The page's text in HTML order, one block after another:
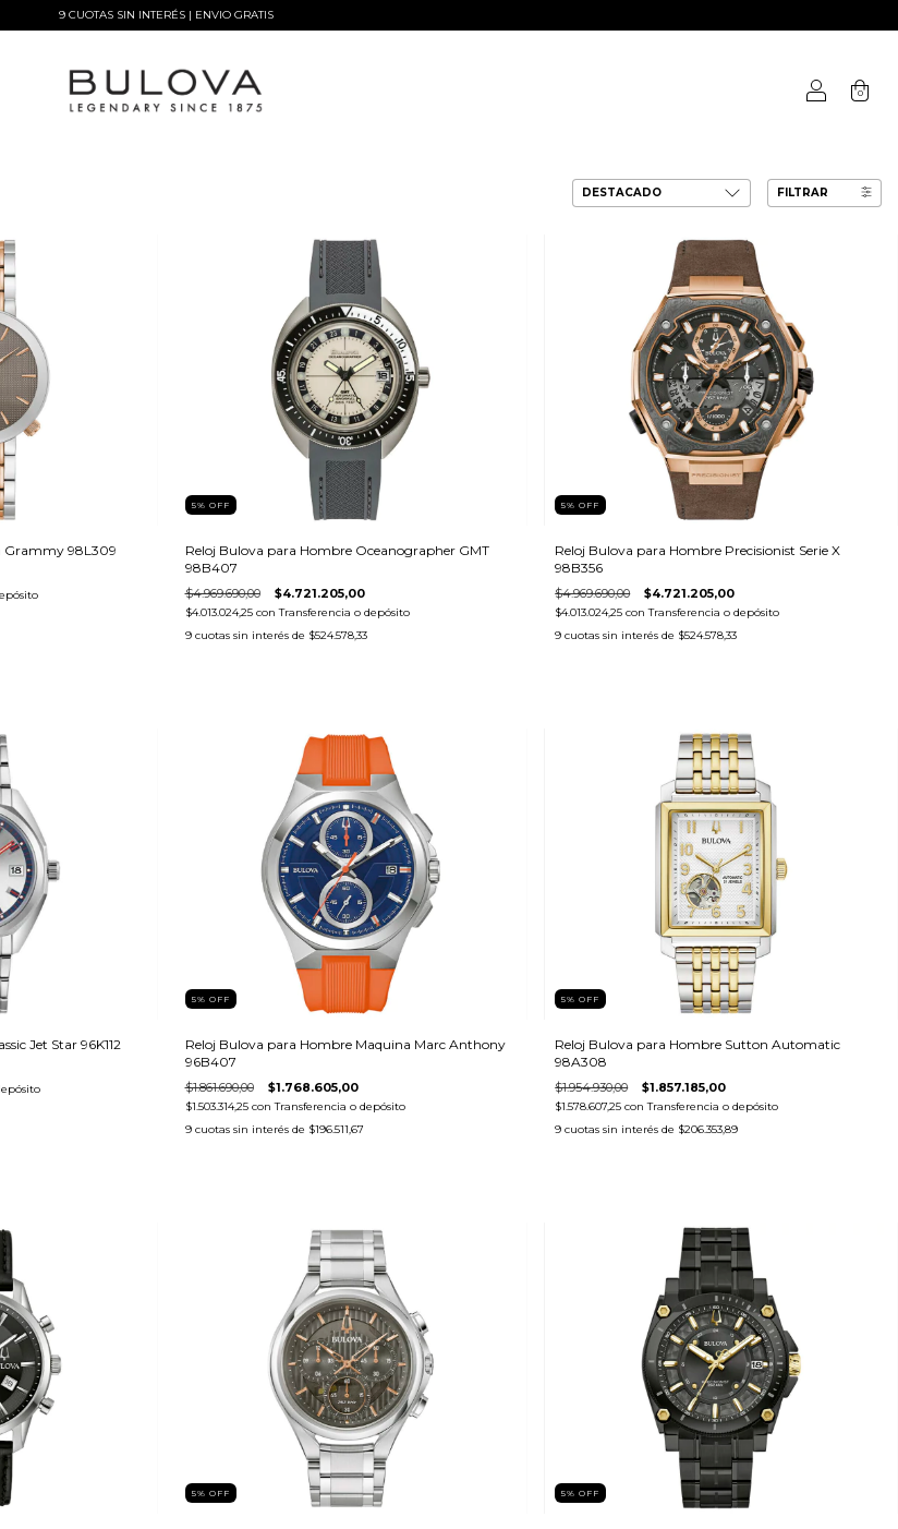
9 CUOTAS SIN INTERÉS | ENVIO GRATIS
0
FILTRAR
Grammy 98L309
5% OFF
Reloj Bulova para Hombre Oceanographer GMT
98B407
$4.969.690,00 $4.721.205,00
$4.013.024,25 con Transferencia o depósito
9 cuotas sin interés de $524.578,33
5%OFF
Reloj Bulova para Hombre Precisionist Serie X
98B356
$4.969.690,00 $4.721.205,00
$4.013.024,25con Transferencia o depósito
9 cuotas sin interés de $524.578,33
Jet Star 96K112
5% OFF
Reloj Bulova para Hombre Maquina Marc Anthony
96B407
$1.861.690,00 $1.768.605,00
$1.503.314,25 con Transferencia o depósito
9 cuotas sin interés de $196.511,67
5%OFF
Reloj Bulova para Hombre Sutton Automatic
98A308
$1.954.930,00 $1.857.185,00
$1.578.607,25con Transferencia o depósito
9 cuotas sin interés de $206.353,89
5% OFF 5%OFF